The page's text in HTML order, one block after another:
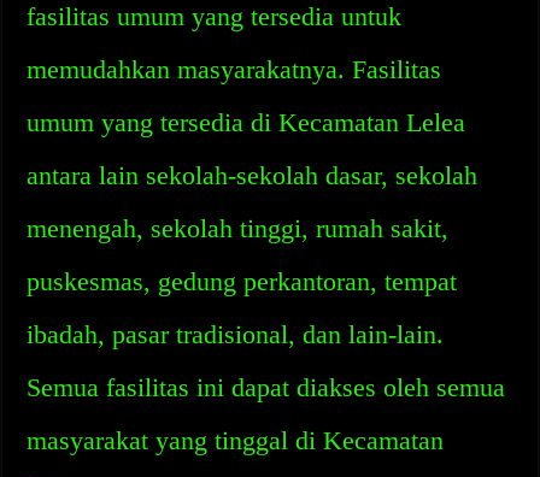
fasilitas umum yang tersedia untuk
memudahkan masyarakatnya. Fasilitas
umum yang tersedia di Kecamatan Lelea
antara lain sekolah-sekolah dasar, sekolah
menengah, sekolah tinggi, rumah sakit,
puskesmas, gedung perkantoran, tempat
ibadah, pasar tradisional, dan lain-lain.
Semua fasilitas ini dapat diakses oleh semua
masyarakat yang tinggal di Kecamatan